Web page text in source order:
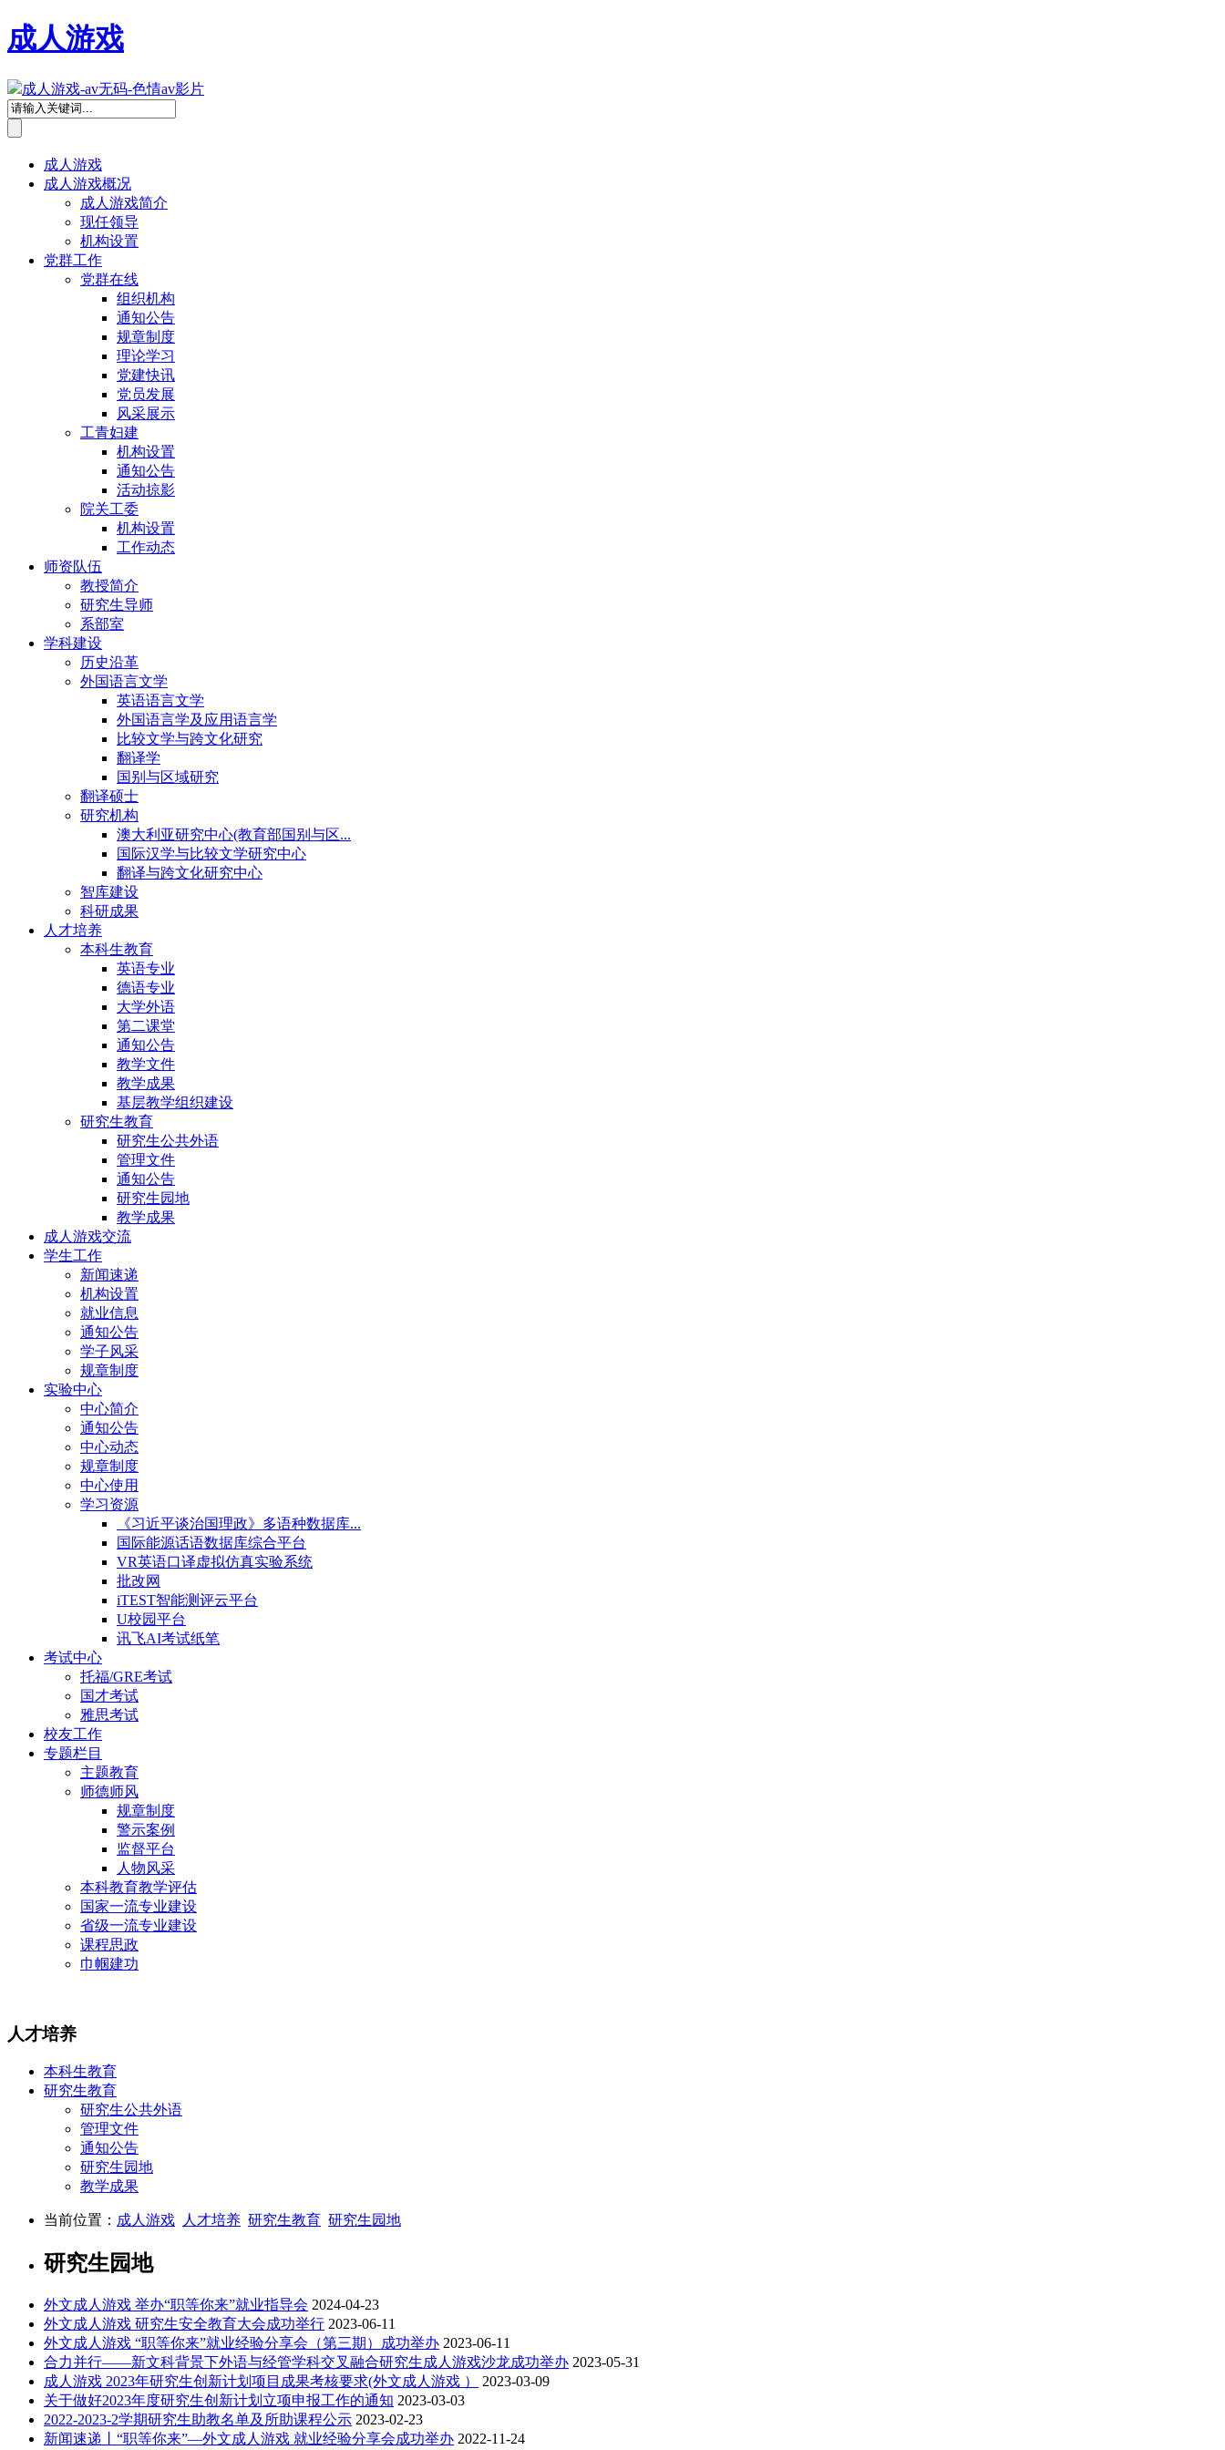
成人游戏
成人游戏-av无码-色情av影片
成人游戏
成人游戏概况
成人游戏简介
现任领导
机构设置
党群工作
党群在线
组织机构
通知公告
规章制度
理论学习
党建快讯
党员发展
风采展示
工青妇建
机构设置
通知公告
活动掠影
院关工委
机构设置
工作动态
师资队伍
教授简介
研究生导师
系部室
学科建设
历史沿革
外国语言文学
英语语言文学
外国语言学及应用语言学
比较文学与跨文化研究
翻译学
国别与区域研究
翻译硕士
研究机构
澳大利亚研究中心(教育部国别与区...
国际汉学与比较文学研究中心
翻译与跨文化研究中心
智库建设
科研成果
人才培养
本科生教育
英语专业
德语专业
大学外语
第二课堂
通知公告
教学文件
教学成果
基层教学组织建设
研究生教育
研究生公共外语
管理文件
通知公告
研究生园地
教学成果
成人游戏交流
学生工作
新闻速递
机构设置
就业信息
通知公告
学子风采
规章制度
实验中心
中心简介
通知公告
中心动态
规章制度
中心使用
学习资源
《习近平谈治国理政》多语种数据库...
国际能源话语数据库综合平台
VR英语口译虚拟仿真实验系统
批改网
iTEST智能测评云平台
U校园平台
讯飞AI考试纸笔
考试中心
托福/GRE考试
国才考试
雅思考试
校友工作
专题栏目
主题教育
师德师风
规章制度
警示案例
监督平台
人物风采
本科教育教学评估
国家一流专业建设
省级一流专业建设
课程思政
巾帼建功
人才培养
本科生教育
研究生教育
研究生公共外语
管理文件
通知公告
研究生园地
教学成果
当前位置： 成人游戏 人才培养 研究生教育 研究生园地
研究生园地
外文成人游戏 举办“职等你来”就业指导会 2024-04-23
外文成人游戏 研究生安全教育大会成功举行 2023-06-11
外文成人游戏 “职等你来”就业经验分享会（第三期）成功举办 2023-06-11
合力并行——新文科背景下外语与经管学科交叉融合研究生成人游戏沙龙成功举办 2023-05-31
成人游戏 2023年研究生创新计划项目成果考核要求(外文成人游戏 ）
2023-03-09
关于做好2023年度研究生创新计划立项申报工作的通知 2023-03-03
2022-2023-2学期研究生助教名单及所助课程公示 2023-02-23
新闻速递丨“职等你来”—外文成人游戏 就业经验分享会成功举办 2022-11-24